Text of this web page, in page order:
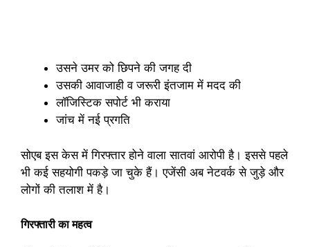
उसने उमर को छिपने की जगह दी
उसकी आवाजाही व जरूरी इंतजाम में मदद की
लॉजिस्टिक सपोर्ट भी कराया
जांच में नई प्रगति
सोएब इस केस में गिरफ्तार होने वाला सातवां आरोपी है। इससे पहले
भी कई सहयोगी पकड़े जा चुके हैं। एजेंसी अब नेटवर्क से जुड़े और
लोगों की तलाश में है।
गिरफ्तारी का महत्व